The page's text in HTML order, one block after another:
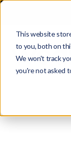
This website
to you, both on
We won't track
you're not asked